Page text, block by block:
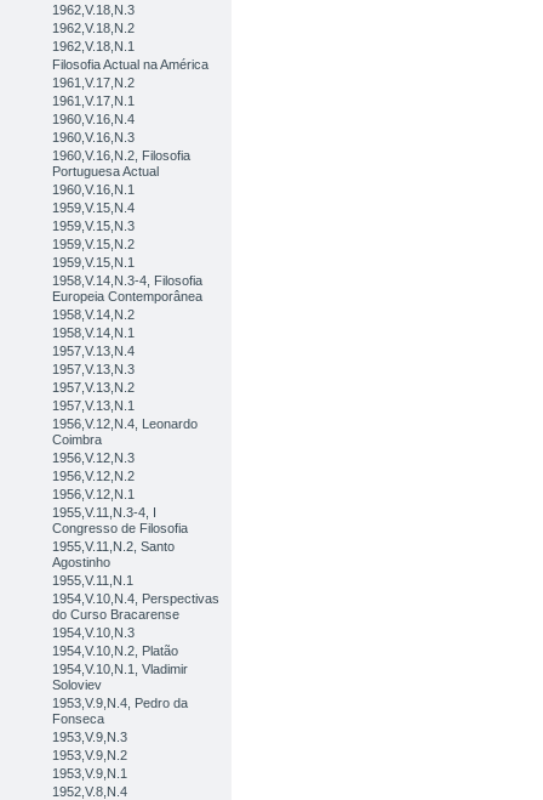
1962,V.18,N.3
1962,V.18,N.2
1962,V.18,N.1
Filosofia Actual na América
1961,V.17,N.2
1961,V.17,N.1
1960,V.16,N.4
1960,V.16,N.3
1960,V.16,N.2, Filosofia
Portuguesa Actual
1960,V.16,N.1
1959,V.15,N.4
1959,V.15,N.3
1959,V.15,N.2
1959,V.15,N.1
1958,V.14,N.3-4, Filosofia
Europeia Contemporânea
1958,V.14,N.2
1958,V.14,N.1
1957,V.13,N.4
1957,V.13,N.3
1957,V.13,N.2
1957,V.13,N.1
1956,V.12,N.4, Leonardo
Coimbra
1956,V.12,N.3
1956,V.12,N.2
1956,V.12,N.1
1955,V.11,N.3-4, I
Congresso de Filosofia
1955,V.11,N.2, Santo
Agostinho
1955,V.11,N.1
1954,V.10,N.4, Perspectivas
do Curso Bracarense
1954,V.10,N.3
1954,V.10,N.2, Platão
1954,V.10,N.1, Vladimir
Soloviev
1953,V.9,N.4, Pedro da
Fonseca
1953,V.9,N.3
1953,V.9,N.2
1953,V.9,N.1
1952,V.8,N.4